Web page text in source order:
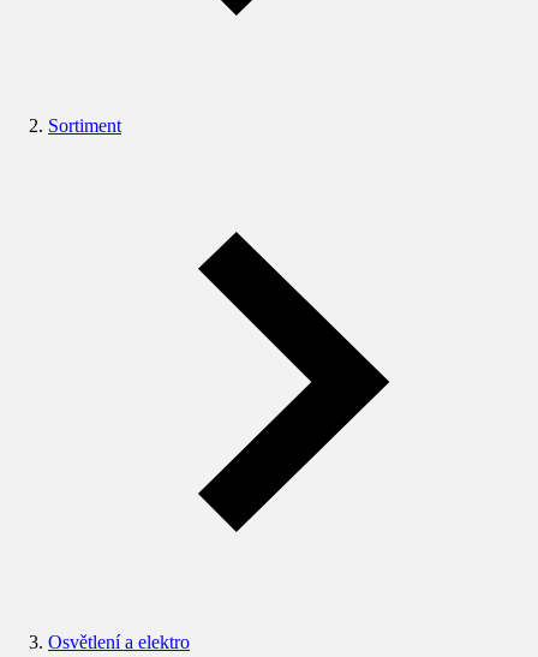
Sortiment
Osvětlení a elektro